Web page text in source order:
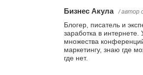
Бизнес Акула / автор
Блогер, писатель и
заработка в интернете.
множества
маркетингу, знаю где
где нет.